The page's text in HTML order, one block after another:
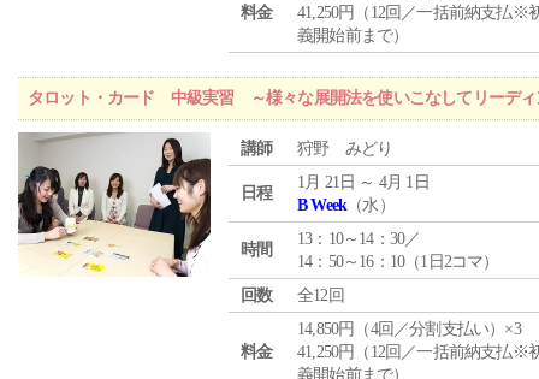
料金
41,250円（12回／一括前納支払※
義開始前まで）
タロット・カード 中級実習 ～様々な展開法を使いこなしてリーディ
講師 狩野 みどり
日程
1月 21日 ～ 4月 1日
B Week（水）
時間
13：10～14：30／
14：50～16：10（1日2コマ）
回数
全12回
料金
14,850円（4回／分割支払い）×3
41,250円（12回／一括前納支払※
義開始前まで）